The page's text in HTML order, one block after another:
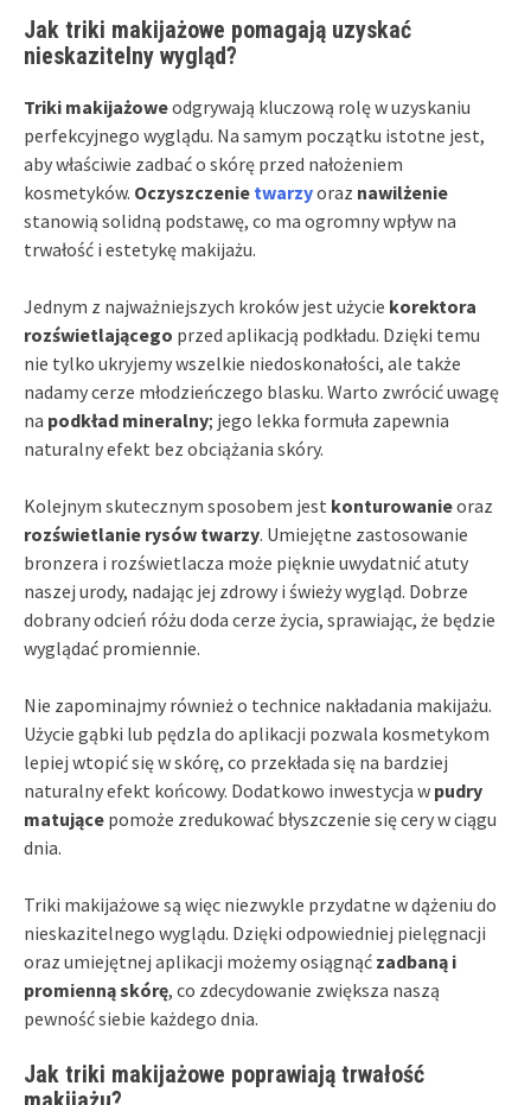
Jak triki makijażowe pomagają uzyskać
nieskazitelny wygląd?
Triki makijażoweodgrywają kluczową rolę w uzyskaniu
perfekcyjnego wyglądu. Na samym początku istotne jest,
aby właściwie zadbać o skórę przed nałożeniem
kosmetyków. Oczyszczenie twarzyoraz nawilżenie
stanowią solidną podstawę, co ma ogromny wpływ na
trwałość i estetykę makijażu.
Jednym z najważniejszych kroków jest użycie korektora
rozświetlającego przed aplikacją podkładu. Dzięki temu
nie tylko ukryjemy wszelkie niedoskonałości, ale także
nadamy cerze młodzieńczego blasku. Warto zwrócić uwagę
na podkład mineralny; jego lekka formuła zapewnia
naturalny efekt bez obciążania skóry.
Kolejnym skutecznym sposobem jest konturowanieoraz
rozświetlanie rysów twarzy. Umiejętne zastosowanie
bronzera i rozświetlacza może pięknie uwydatnić atuty
naszej urody, nadając jej zdrowy i świeży wygląd. Dobrze
dobrany odcień różu doda cerze życia, sprawiając, że będzie
wyglądać promiennie.
Nie zapominajmy również o technice nakładania makijażu.
Użycie gąbki lub pędzla do aplikacji pozwala kosmetykom
lepiej wtopić się w skórę, co przekłada się na bardziej
naturalny efekt końcowy. Dodatkowo inwestycja w pudry
matujące pomoże zredukować błyszczenie się cery w ciągu
dnia.
Triki makijażowe są więc niezwykle przydatne w dążeniu do
nieskazitelnego wyglądu. Dzięki odpowiedniej pielęgnacji
oraz umiejętnej aplikacji możemy osiągnąć zadbaną i
promienną skórę, co zdecydowanie zwiększa naszą
pewność siebie każdego dnia.
Jak triki makijażowe poprawiają trwałość